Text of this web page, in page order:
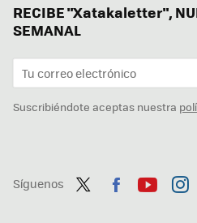
RECIBE "Xatakaletter",
SEMANAL
Suscribiéndote aceptas nuestra
Síguenos